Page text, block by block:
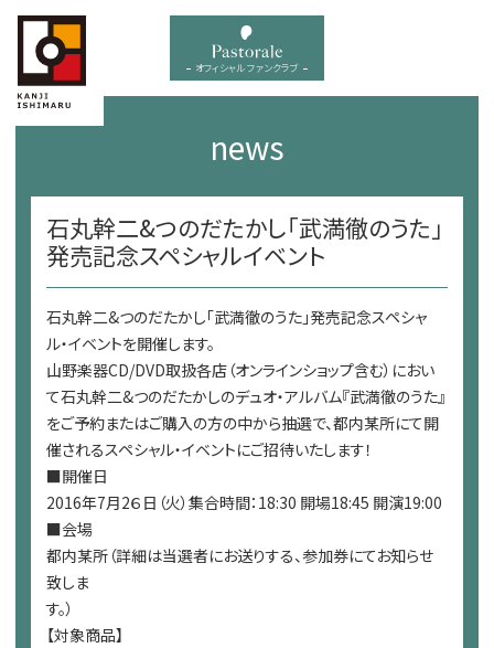
オフィシャル ファンクラブ
news
石丸幹二&つのだたかし「武満徹のうた」
発売記念スペシャルイベント
石丸幹二&つのだたかし「武満徹のうた」発売記念スペシャ
ル・イベントを開催します。
山野楽器CD/DVD取扱各店（オンラインショップ含む）におい
て石丸幹二&つのだたかしのデュオ・アルバム『武満徹のうた』
をご予約またはご購入の方の中から抽選で、都内某所にて開
催されるスペシャル・イベントにご招待いたします！
■開催日
2016年7月2６日（火）集合時間：18:30 開場18:45 開演19:00
■会場
都内某所（詳細は当選者にお送りする、参加券にてお知らせ
致しま
す。
【対象商品】